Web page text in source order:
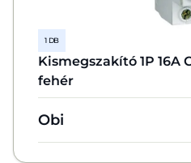
1 DB
Kismegszakító 1P 16A
fehér
Obi